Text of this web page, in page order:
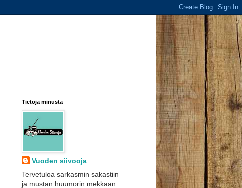
Tietoja minusta
Vuoden siivooja
Tervetuloa sarkasmin sakastiin
ja mustan huumorin mekkaan.